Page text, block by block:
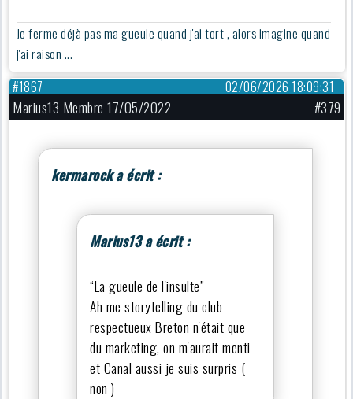
Je ferme déjà pas ma gueule quand j'ai tort , alors imagine quand
j'ai raison ...
02/06/2026 18:09:31
#1867
Marius13 Membre 17/05/2022 #379
kermarock a écrit :
Marius13 a écrit :
“La gueule de l'insulte”
Ah me storytelling du club
respectueux Breton n'était que
du marketing, on m'aurait menti
et Canal aussi je suis surpris (
non )